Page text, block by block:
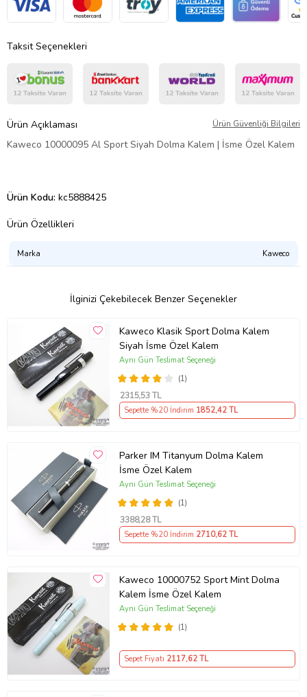
Taksit Seçenekleri
Ürün Açıklaması Ürün Güvenliği Bilgileri
Kaweco 10000095 Al Sport Siyah Dolma Kalem | İsme Özel Kalem
Ürün Kodu: kc5888425
Ürün Özellikleri
Marka Kaweco
İlginizi Çekebilecek Benzer Seçenekler
Kaweco Klasik Sport Dolma Kalem
Siyah İsme Özel Kalem
(1)
Aynı Gün Teslimat Seçeneği
2315,53 TL
Sepette %20 İndirim 1852,42 TL
Parker IM Titanyum Dolma Kalem
İsme Özel Kalem
(1)
Aynı Gün Teslimat Seçeneği
3388,28 TL
Sepette %20 İndirim 2710,62 TL
Kaweco 10000752 Sport Mint Dolma
Kalem İsme Özel Kalem
(1)
Aynı Gün Teslimat Seçeneği
Sepet Fiyatı 2117,62 TL